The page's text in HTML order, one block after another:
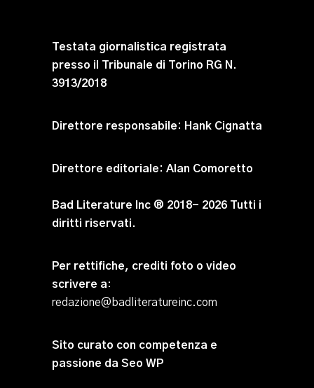
Testata giornalistica registrata
presso il Tribunale di Torino RG N.
3913/2018
Direttore responsabile: Hank Cignatta
Direttore editoriale: Alan Comoretto
Bad Literature Inc ® 2018- 2026 Tutti i
diritti riservati.
Per rettifiche, crediti foto o video
scrivere a:
redazione@badliteratureinc.com
Sito curato con competenza e
passione da Seo WP